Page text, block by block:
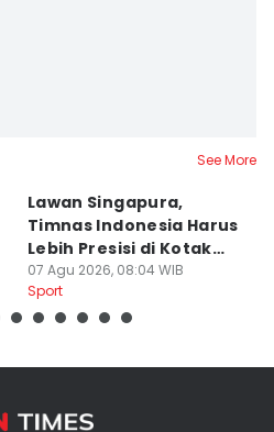
See More
Lawan Singapura,
Timnas Indonesia Harus
Lebih Presisi di Kotak
Penalti
07 Agu 2026, 08:04 WIB
Sport